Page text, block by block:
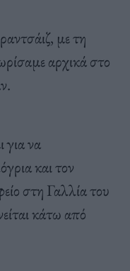
με τη
αρχικά στο
για να
και τον
στη Γαλλία του
κάτω από